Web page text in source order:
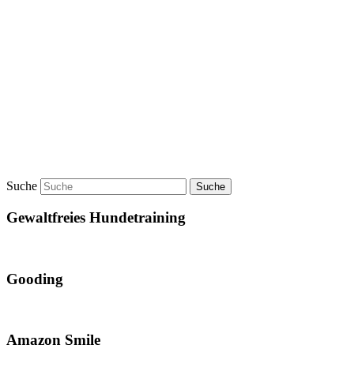
Suche
Gewaltfreies Hundetraining
Gooding
Amazon Smile